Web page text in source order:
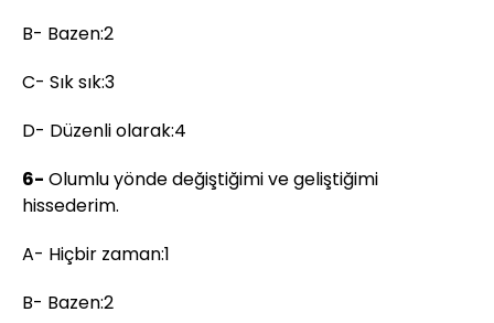
B- Bazen:2
C- Sık sık:3
D- Düzenli olarak:4
6- Olumlu yönde değiştiğimi ve geliştiğimi
hissederim.
A- Hiçbir zaman:1
B- Bazen:2